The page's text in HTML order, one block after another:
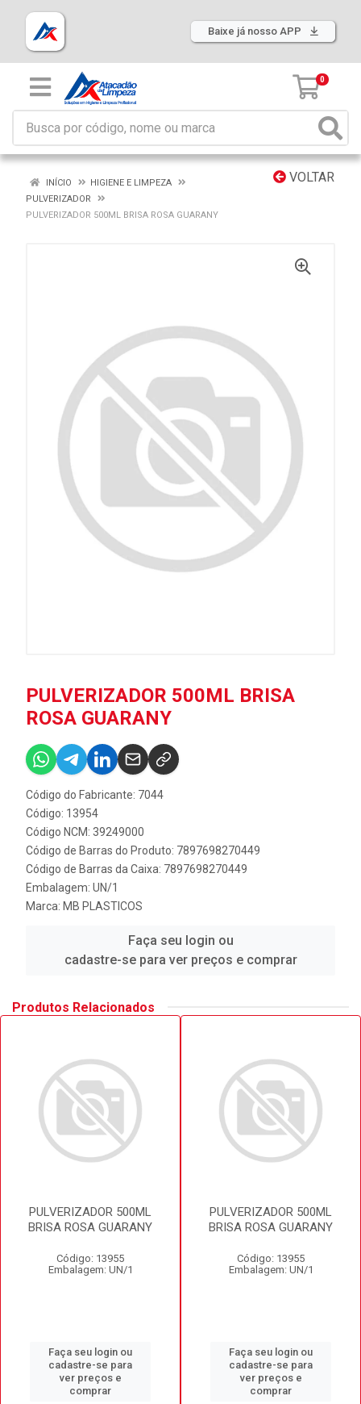
Baixe já nosso APP
0
VOLTAR
INÍCIO
HIGIENE E LIMPEZA
PULVERIZADOR
PULVERIZADOR 500ML BRISA ROSA GUARANY
PULVERIZADOR 500ML BRISA
ROSA GUARANY
Código do Fabricante: 7044
Código: 13954
Código NCM: 39249000
Código de Barras do Produto: 7897698270449
Código de Barras da Caixa: 7897698270449
Embalagem: UN/1
Marca: MB PLASTICOS
Faça seu login ou
cadastre-se para ver preços e comprar
Produtos Relacionados
PULVERIZADOR 500ML
BRISA ROSA GUARANY
Código: 13955
Embalagem: UN/1
Faça seu login ou
cadastre-se para
ver preços e
comprar
PULVERIZADOR 500ML
BRISA ROSA GUARANY
Código: 13955
Embalagem: UN/1
Faça seu login ou
cadastre-se para
ver preços e
comprar